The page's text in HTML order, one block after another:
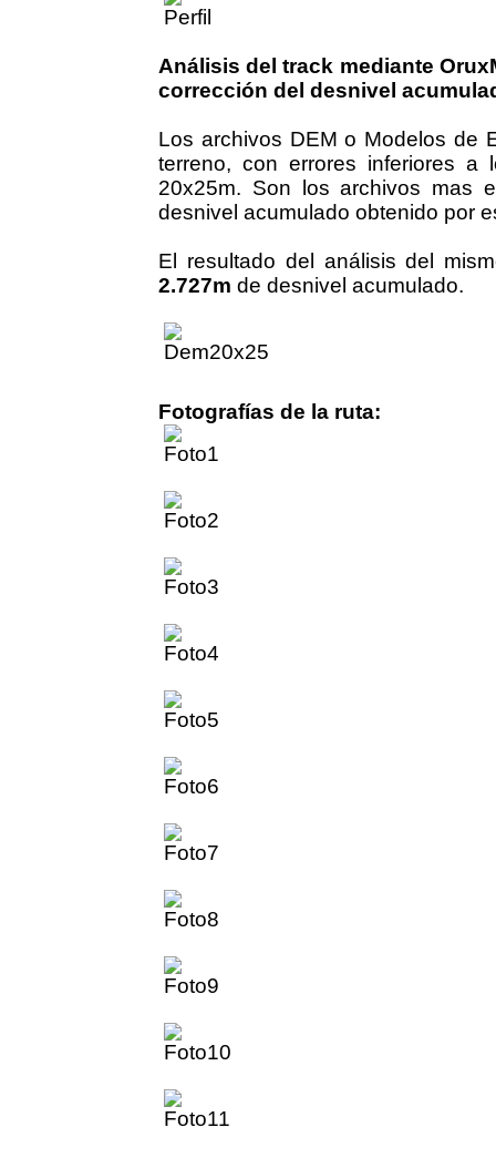
Análisis del track mediante
corrección del desnivel
Los archivos DEM o Modelos de
terreno, con errores inferiores
20x25m. Son los archivos mas
desnivel acumulado obtenido por
El resultado del análisis del
2.727m de desnivel acumulado.
Fotografías de la ruta: